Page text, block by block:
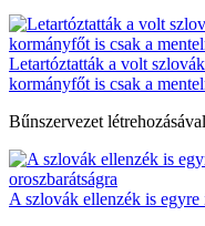
Letartóztatták a volt
kormányfőt is csak a
Bűnszervezet
A szlovák ellenzék is egyre